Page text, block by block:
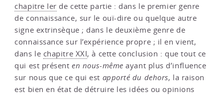
chapitre Ier de cette partie : dans le premier genre
de connaissance, sur le ouï-dire ou quelque autre
signe extrinsèque ; dans le deuxième genre de
connaissance sur l’expérience propre ; il en vient,
dans le chapitre XXI, à cette conclusion : que tout ce
qui est présenten nous-même ayant plus d’influence
sur nous que ce qui est apporté du dehors, la raison
est bien en état de détruire les idées ou opinions